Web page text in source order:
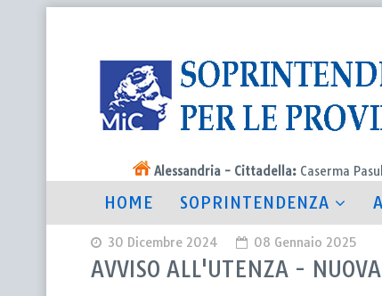
Alessandria - Cittadella: Caserma
HOME SOPRINTENDENZA
30 Dicembre 2024 08 Gennaio 2025
AVVISO ALL'UTENZA -